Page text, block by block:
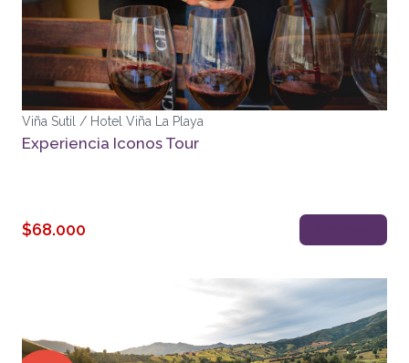
Viña Sutil / Hotel Viña La Playa
Experiencia Iconos Tour
$68.000